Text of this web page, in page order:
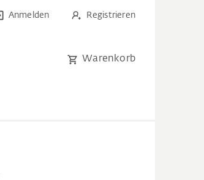
Anmelden Registrieren
Warenkorb